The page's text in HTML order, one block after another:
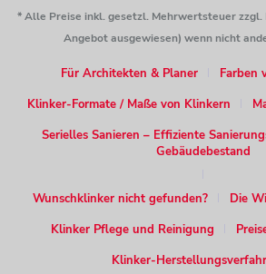
* Alle Preise inkl. gesetzl. Mehrwertsteuer
Angebot ausgewiesen) wenn nicht
Für Architekten & Planer
Farben
Klinker-Formate / Maße von Klinkern
Serielles Sanieren – Effiziente
Gebäudebestand
Wunschklinker nicht gefunden?
Die
Klinker Pflege und Reinigung
Klinker-